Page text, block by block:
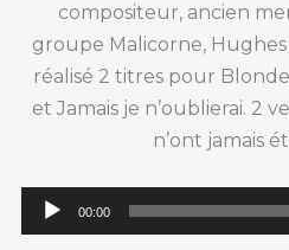
compositeur, ancien
groupe Malicorne, Hughes
réalisé 2 titres pour
et Jamais je n’oublierai. 2
n’ont jamais
00:00